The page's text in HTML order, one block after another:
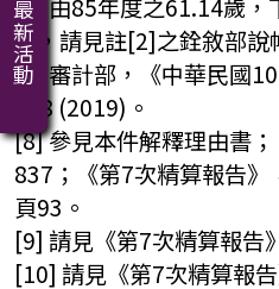
[6] 由85年度之61.14歲，
歲，請見註[2]之銓敘部說
[7] 審計部，《中華民國
108 (2019)。
[8] 參見本件解釋理由書
837；《第7次精算報告》
頁93。
[9] 請見《第7次精算報告
[10] 請見《第7次精算報
最新活動